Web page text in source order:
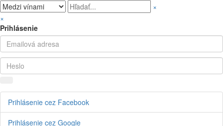
×
×
Prihlásenie
Prihlásenie cez Facebook
Prihlásenie cez Google